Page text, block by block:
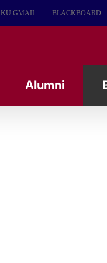
KU GMAIL BLACKBOARD
Alumni